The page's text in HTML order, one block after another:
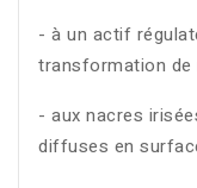
- à un actif
transformation de
- aux nacres
diffuses en